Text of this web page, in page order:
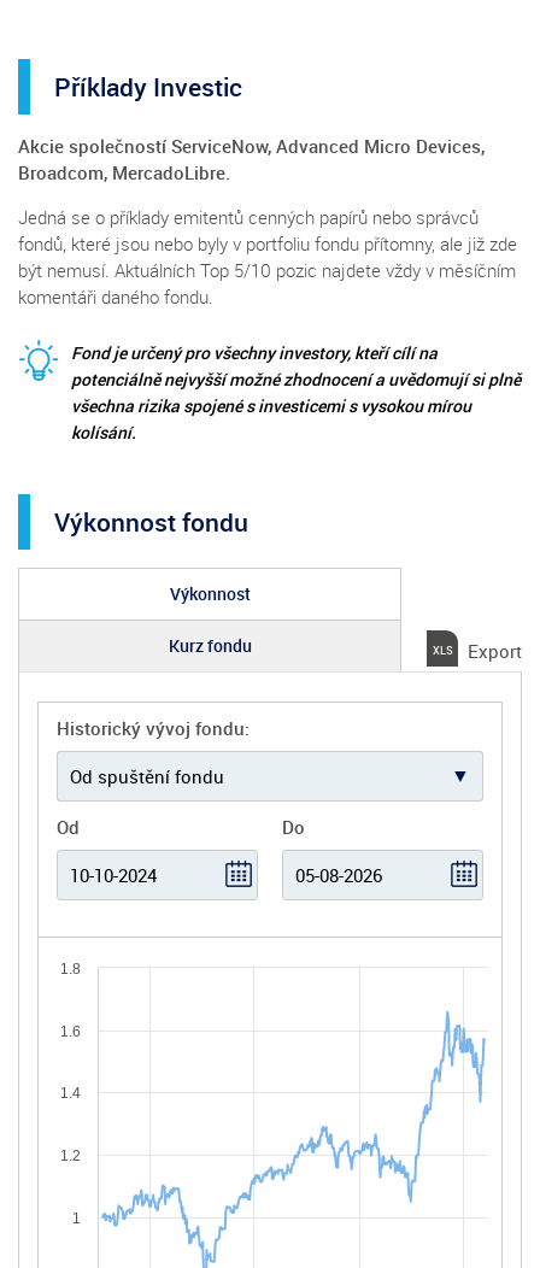
Příklady Investic
Akcie společností ServiceNow, Advanced Micro Devices,
Broadcom, MercadoLibre.
Jedná se o příklady emitentů cenných papírů nebo správců
fondů, které jsou nebo byly v portfoliu fondu přítomny, ale již zde
být nemusí. Aktuálních Top 5/10 pozic najdete vždy v měsíčním
komentáři daného fondu.
Fond je určený pro všechny investory, kteří cílí na
potenciálně nejvyšší možné zhodnocení a uvědomují si plně
všechna rizika spojené s investicemi s vysokou mírou
kolísání.
Výkonnost fondu
Výkonnost
Kurz fondu Export
Historický vývoj fondu:
Od Do
1
1.2
1.4
1.6
1.8